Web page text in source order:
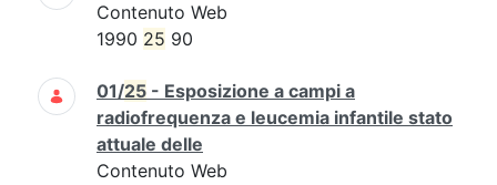
Contenuto Web
1990 25 90
01/25 - Esposizione a campi a
radiofrequenza e leucemia infantile stato
attuale delle
Contenuto Web